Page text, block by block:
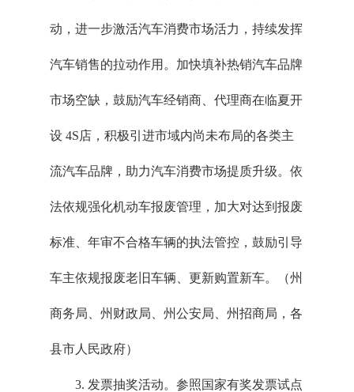
动，进一步激活汽车消费市场活力，持续发挥
汽车销售的拉动作用。加快填补热销汽车品牌
市场空缺，鼓励汽车经销商、代理商在临夏开
设 4S店，积极引进市域内尚未布局的各类主
流汽车品牌，助力汽车消费市场提质升级。依
法依规强化机动车报废管理，加大对达到报废
标准、年审不合格车辆的执法管控，鼓励引导
车主依规报废老旧车辆、更新购置新车。（州
商务局、州财政局、州公安局、州招商局，各
县市人民政府）
3. 发票抽奖活动。参照国家有奖发票试点